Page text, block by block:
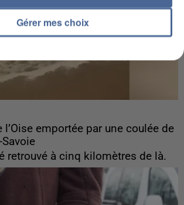
l’Oise emportée par une coulée de
retrouvé à cinq kilomètres de là.
Gérer mes choix